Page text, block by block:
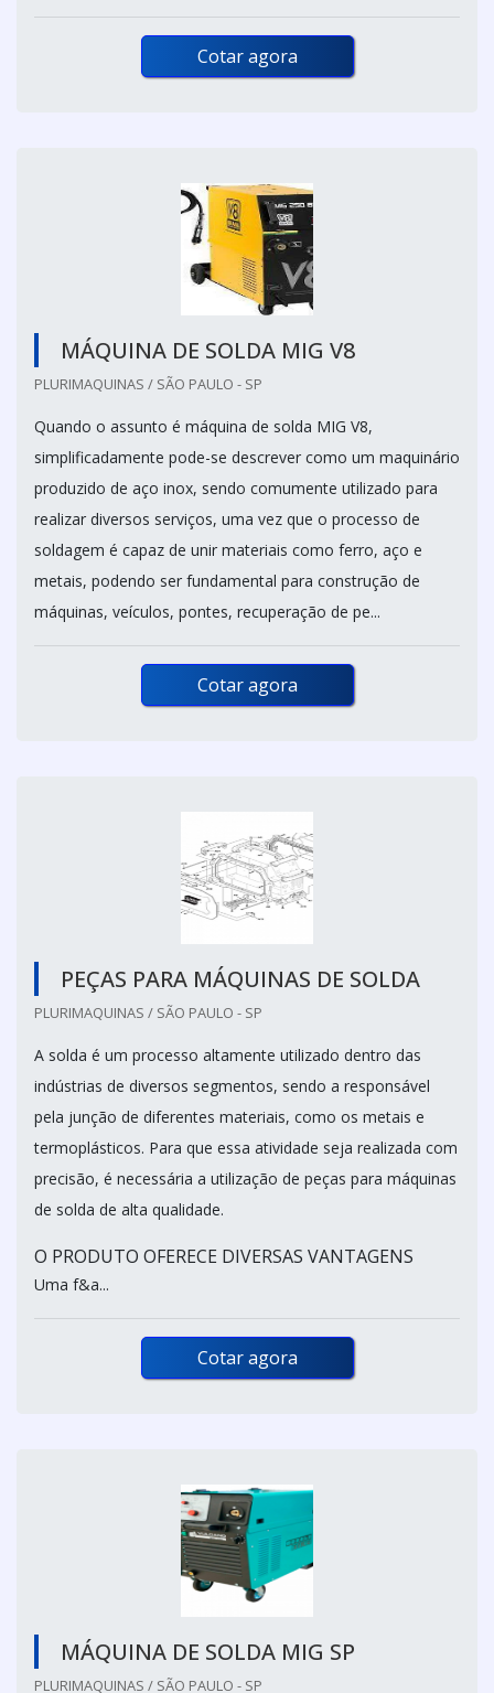
Cotar agora
MÁQUINA DE SOLDA MIG V8
PLURIMAQUINAS / SÃO PAULO - SP
Quando o assunto é máquina de solda MIG V8,
simplificadamente pode-se descrever como um maquinário
produzido de aço inox, sendo comumente utilizado para
realizar diversos serviços, uma vez que o processo de
soldagem é capaz de unir materiais como ferro, aço e
metais, podendo ser fundamental para construção de
máquinas, veículos, pontes, recuperação de pe...
Cotar agora
PEÇAS PARA MÁQUINAS DE SOLDA
PLURIMAQUINAS / SÃO PAULO - SP
A solda é um processo altamente utilizado dentro das
indústrias de diversos segmentos, sendo a responsável
pela junção de diferentes materiais, como os metais e
termoplásticos. Para que essa atividade seja realizada com
precisão, é necessária a utilização de peças para máquinas
de solda de alta qualidade.
O PRODUTO OFERECE DIVERSAS VANTAGENS
Uma f&a...
Cotar agora
MÁQUINA DE SOLDA MIG SP
PLURIMAQUINAS / SÃO PAULO - SP